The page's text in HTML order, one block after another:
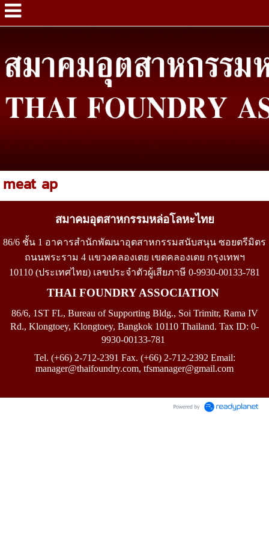
meat ap
สมาคมอุตสาหกรรมหล่อโลหะไทย
86/6 ชั้น 1 อาคารสำนักพัฒนาอุตสาหกรรมสนับสนุน ซอยตรีมิตร
ถนนพระราม 4 แขวงคลองเตย เขตคลองเตย กรุงเทพฯ
10110 (ประเทศไทย) เลขประจำตัวผู้เสียภาษี 0-9930-00133-781
THAI FOUNDRY ASSOCIATION
86/6, 1ST FL, Bureau of Supporting Bldg., Soi Trimitr, Rama IV
Rd., Klongtoey, Klongtoey, Bangkok 10110 Thailand. Tax ID: 0-
9930-00133-781
Tel. (+66) 2-712-2391 Fax. (+66) 2-712-2392 Email:
manager@thaifoundry.com, tfsmanager@gmail.com